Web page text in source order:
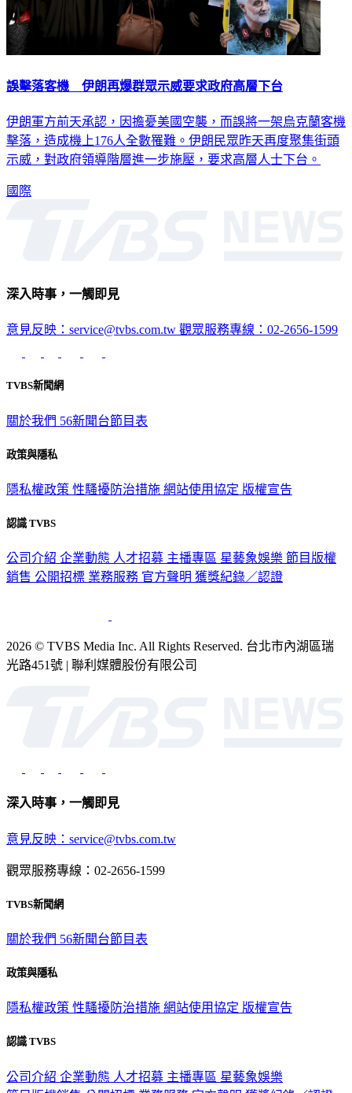
誤擊落客機 伊朗再爆群眾示威要求政府高層下台
伊朗軍方前天承認，因擔憂美國空襲，而誤將一架烏克蘭客機
擊落，造成機上176人全數罹難。伊朗民眾昨天再度聚集街頭
示威，對政府領導階層進一步施壓，要求高層人士下台。
國際
深入時事，一觸即見
意見反映：service@tvbs.com.tw 觀眾服務專線：02-2656-1599
TVBS新聞網
關於我們 56新聞台節目表
政策與隱私
隱私權政策 性騷擾防治措施 網站使用協定 版權宣告
認識 TVBS
公司介紹 企業動態 人才招募 主播專區 星藝象娛樂 節目版權
銷售 公開招標 業務服務 官方聲明 獲獎紀錄／認證
2026 © TVBS Media Inc. All Rights Reserved. 台北市內湖區瑞
光路451號 | 聯利媒體股份有限公司
深入時事，一觸即見
意見反映：service@tvbs.com.tw
觀眾服務專線：02-2656-1599
TVBS新聞網
關於我們 56新聞台節目表
政策與隱私
隱私權政策 性騷擾防治措施 網站使用協定 版權宣告
認識 TVBS
公司介紹 企業動態 人才招募 主播專區 星藝象娛樂